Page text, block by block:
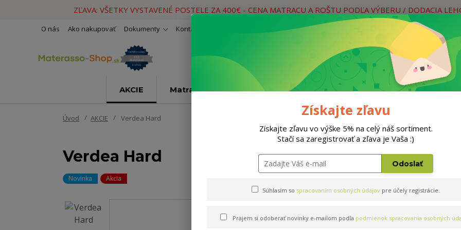
ZĽAVA: VŠETKY VYSTAVENÉ POSTELE ZA 400€ - CENA MATRACU A ROŠTU PODĽA VÝBERU / DODACIA
O nás Ako nakupovať Dokumenty Kontakty
Hľadať
Neviete si rady? Zavolajte.
AKCIE Matrace Rošty Doplnky Postele
Úvod AKCIE Verdea Hard
Verdea Hard
Novinka Akcia
Získajte zľavu
Získajte zľavu vo výške 5% na celý náš sortiment.
Stačí sa zaregistrovať a zľava je Vaša :)
Odoslať
Súhlasím so spracovaním osobných údajov pre účely registrácie.
Prajem si odoberať novinky e-mailom podľa podmienok spracovania osobných